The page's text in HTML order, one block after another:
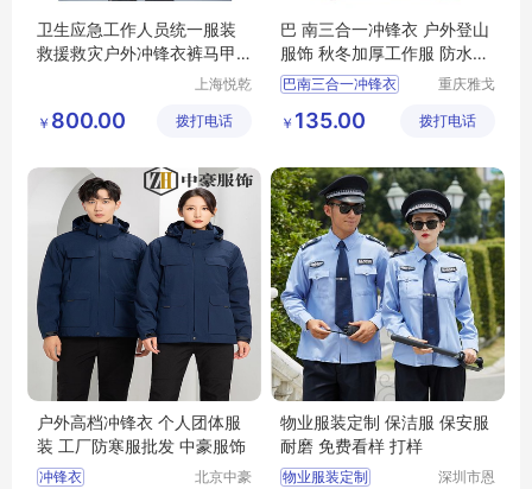
卫生应急工作人员统一服装
救援救灾户外冲锋衣裤马甲
上海悦乾
公司
￥ 800.00 拨打电话
巴 南三合一冲锋衣 户外登山
服饰 秋冬加厚工作服 防水透
气工装
巴南三合一冲锋衣
秋冬加厚工作服
重庆雅戈
有限公司
￥ 135.00 拨打电话
户外高档冲锋衣 个人团体服
装 工厂防寒服批发 中豪服饰
冲锋衣
北京中豪
物业服装定制 保洁服 保安服
耐磨 免费看样 打样
物业服装定制
深圳市恩